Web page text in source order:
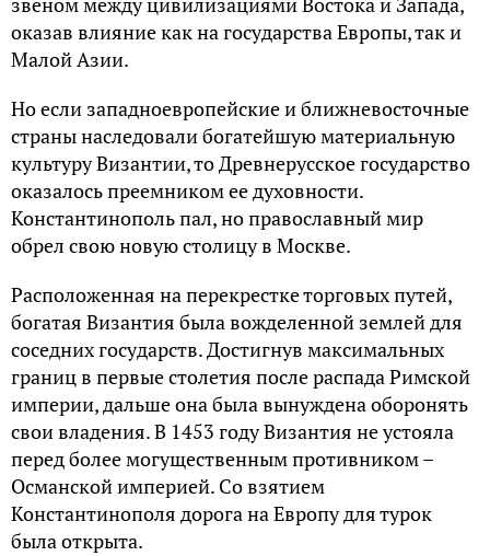
оказав влияние как на государства Европы, так и
Малой Азии.
Но если западноевропейские и ближневосточные
страны наследовали богатейшую материальную
культуру Византии, то Древнерусское государство
оказалось преемником ее духовности.
Константинополь пал, но православный мир
обрел свою новую столицу в Москве.
Расположенная на перекрестке торговых путей,
богатая Византия была вожделенной землей для
соседних государств. Достигнув максимальных
границ в первые столетия после распада Римской
империи, дальше она была вынуждена оборонять
свои владения. В 1453 году Византия не устояла
перед более могущественным противником –
Османской империей. Со взятием
Константинополя дорога на Европу для турок
была открыта.